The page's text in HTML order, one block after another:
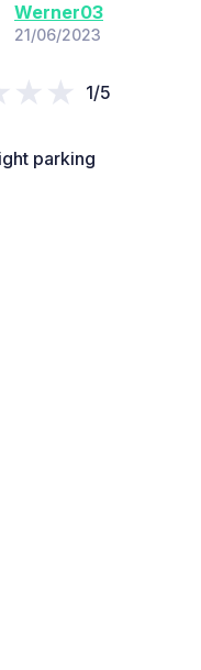
Werner03
21/06/2023
1/5
parking